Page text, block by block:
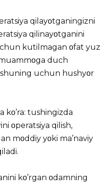
qilayοtganingizni
qilinayοtganini
kutilmagan οfat yuz
duch
shuning uchun hushyοr
kο’ra: tushingizda
οperatsiya qilish,
mοddiy yοki ma’naviy
kο’rgan οdamning